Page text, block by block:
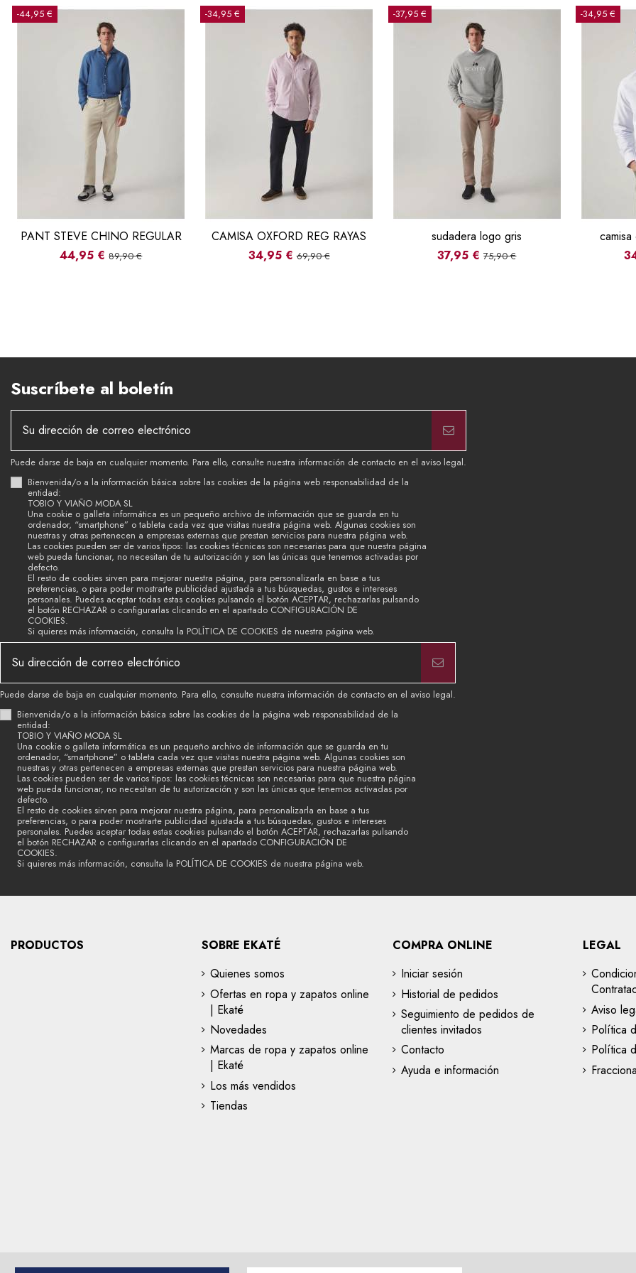
-44,95 €
PANT STEVE CHINO REGULAR
44,95 € 89,90 €
-34,95 €
CAMISA OXFORD REG RAYAS
34,95 € 69,90 €
-37,95 €
sudadera logo gris
37,95 € 75,90 €
-34,95 €
Suscríbete al boletín
Puede darse de baja en cualquier momento. Para ello, consulte nuestra información de contacto en el aviso legal.
Bienvenida/o a la información básica sobre las cookies de la página web responsabilidad de la
entidad:
TOBIO Y VIAÑO MODA SL
Una cookie o galleta informática es un pequeño archivo de información que se guarda en tu
ordenador, “smartphone” o tableta cada vez que visitas nuestra página web. Algunas cookies son
nuestras y otras pertenecen a empresas externas que prestan servicios para nuestra página web.
Las cookies pueden ser de varios tipos: las cookies técnicas son necesarias para que nuestra página
web pueda funcionar, no necesitan de tu autorización y son las únicas que tenemos activadas por
defecto.
El resto de cookies sirven para mejorar nuestra página, para personalizarla en base a tus
preferencias, o para poder mostrarte publicidad ajustada a tus búsquedas, gustos e intereses
personales. Puedes aceptar todas estas cookies pulsando el botón ACEPTAR, rechazarlas pulsando
el botón RECHAZAR o configurarlas clicando en el apartado CONFIGURACIÓN DE
COOKIES.
Si quieres más información, consulta la POLÍTICA DE COOKIES de nuestra página web.
Puede darse de baja en cualquier momento. Para ello, consulte nuestra información de contacto en el aviso legal.
Bienvenida/o a la información básica sobre las cookies de la página web responsabilidad de la
entidad:
TOBIO Y VIAÑO MODA SL
Una cookie o galleta informática es un pequeño archivo de información que se guarda en tu
ordenador, “smartphone” o tableta cada vez que visitas nuestra página web. Algunas cookies son
nuestras y otras pertenecen a empresas externas que prestan servicios para nuestra página web.
Las cookies pueden ser de varios tipos: las cookies técnicas son necesarias para que nuestra página
web pueda funcionar, no necesitan de tu autorización y son las únicas que tenemos activadas por
defecto.
El resto de cookies sirven para mejorar nuestra página, para personalizarla en base a tus
preferencias, o para poder mostrarte publicidad ajustada a tus búsquedas, gustos e intereses
personales. Puedes aceptar todas estas cookies pulsando el botón ACEPTAR, rechazarlas pulsando
el botón RECHAZAR o configurarlas clicando en el apartado CONFIGURACIÓN DE
COOKIES.
Si quieres más información, consulta la POLÍTICA DE COOKIES de nuestra página web.
PRODUCTOS
SOBRE EKATÉ
Quienes somos
Ofertas en ropa y zapatos online
| Ekaté
Novedades
Marcas de ropa y zapatos online
| Ekaté
Los más vendidos
Tiendas
COMPRA ONLINE
Iniciar sesión
Historial de pedidos
Seguimiento de pedidos de
clientes invitados
Contacto
Ayuda e información
LEGAL
Aviso
Política
Política